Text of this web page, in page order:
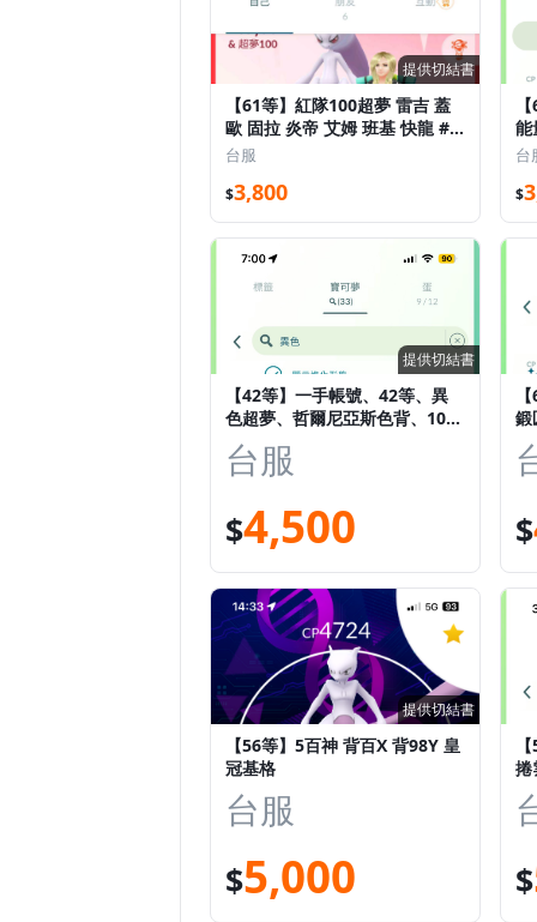
提供切結書
【61等】紅隊100超夢 雷吉 蓋
歐 固拉 炎帝 艾姆 班基 快龍 #2
5
台服
$3,800
能
你
台
$
提供切結書
【42等】一手帳號、42等、異
色超夢、哲爾尼亞斯色背、10
0%幸福蛋卡比獸、淚眼蜥色背3
隻
台服
$4,500
鍛
$
提供切結書
【56等】5百神 背百X 背98Y 皇
冠基格
台服
$5,000
捲
$